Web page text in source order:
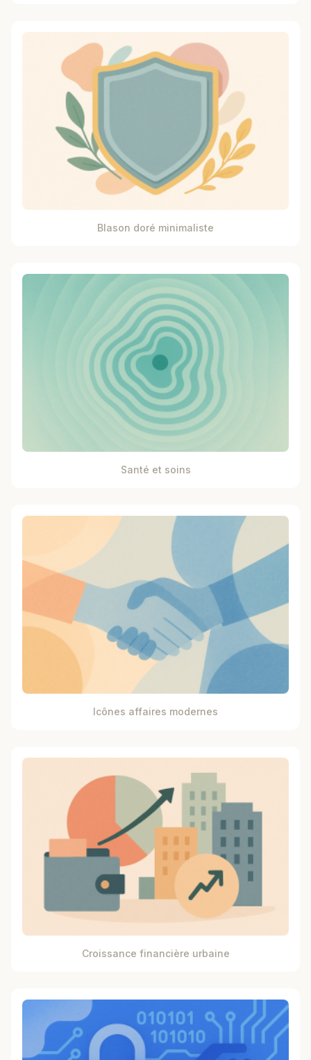
Blason doré minimaliste
Santé et soins
Icônes affaires modernes
Croissance financière urbaine